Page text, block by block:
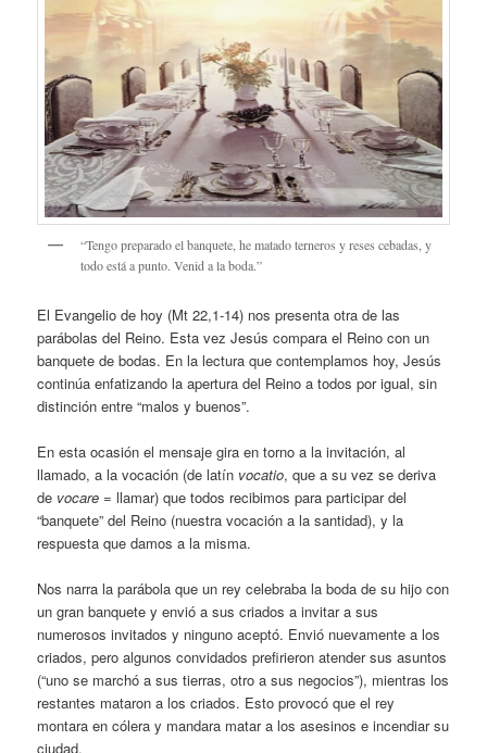
“Tengo preparado el banquete, he matado terneros y reses cebadas, y
todo está a punto. Venid a la boda.”
El Evangelio de hoy (Mt 22,1-14) nos presenta otra de las
parábolas del Reino. Esta vez Jesús compara el Reino con un
banquete de bodas. En la lectura que contemplamos hoy, Jesús
continúa enfatizando la apertura del Reino a todos por igual, sin
distinción entre “malos y buenos”.
En esta ocasión el mensaje gira en torno a la invitación, al
llamado, a la vocación (de latín vocatio, que a su vez se deriva
de vocare = llamar) que todos recibimos para participar del
“banquete” del Reino (nuestra vocación a la santidad), y la
respuesta que damos a la misma.
Nos narra la parábola que un rey celebraba la boda de su hijo con
un gran banquete y envió a sus criados a invitar a sus
numerosos invitados y ninguno aceptó. Envió nuevamente a los
criados, pero algunos convidados prefirieron atender sus asuntos
(“uno se marchó a sus tierras, otro a sus negocios”), mientras los
restantes mataron a los criados. Esto provocó que el rey
montara en cólera y mandara matar a los asesinos e incendiar su
ciudad.